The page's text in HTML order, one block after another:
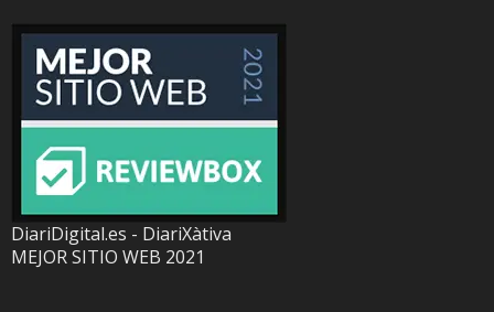
DiariDigital.es - DiariXàtiva
MEJOR SITIO WEB 2021